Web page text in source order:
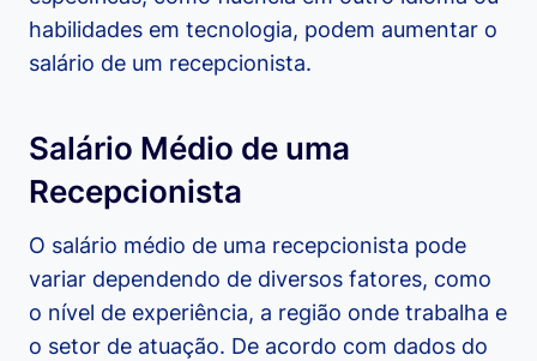
habilidades em tecnologia, podem aumentar o
salário de um recepcionista.
Salário Médio de uma
Recepcionista
O salário médio de uma recepcionista pode
variar dependendo de diversos fatores, como
o nível de experiência, a região onde trabalha e
o setor de atuação. De acordo com dados do